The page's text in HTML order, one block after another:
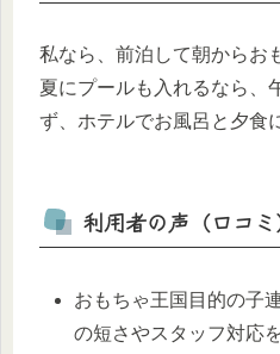
私なら、前泊して朝からお
夏にプールも入れるなら、
ず、ホテルでお風呂と夕食
利用者の声（口コミ
おもちゃ王国目的の子
の短さやスタッフ対応